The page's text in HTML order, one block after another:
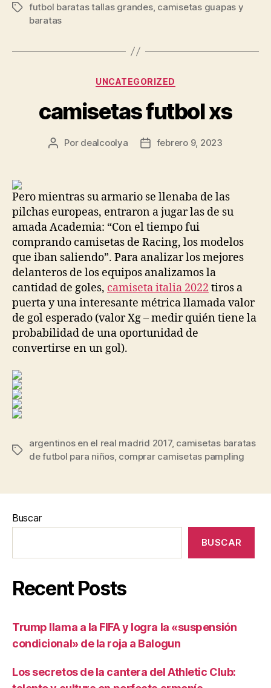
Etiquetas
futbol baratas tallas grandes, camisetas guapas y
baratas
Categorías
UNCATEGORIZED
camisetas futbol xs
Autor
Por dealcoolya
Fechafebrero 9, 2023
Pero mientras su armario se llenaba de las
pilchas europeas, entraron a jugar las de su
amada Academia: “Con el tiempo fui
comprando camisetas de Racing, los modelos
que iban saliendo”. Para analizar los mejores
delanteros de los equipos analizamos la
cantidad de goles, camiseta italia 2022 tiros a
puerta y una interesante métrica llamada valor
de gol esperado (valor Xg – medir quién tiene la
probabilidad de una oportunidad de
convertirse en un gol).
Etiquetas
argentinos en el real madrid 2017, camisetas baratas
de futbol para niños, comprar camisetas pampling
Buscar
BUSCAR
Recent Posts
Trump llama a la FIFA y logra la «suspensión
condicional» de la roja a Balogun
Los secretos de la cantera del Athletic Club: